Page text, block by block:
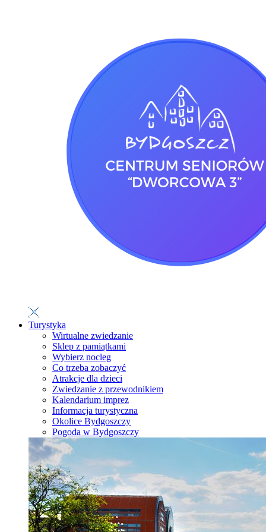
Turystyka
Wirtualne zwiedzanie
Sklep z pamiątkami
Wybierz nocleg
Co trzeba zobaczyć
Atrakcje dla dzieci
Zwiedzanie z przewodnikiem
Kalendarium imprez
Informacja turystyczna
Okolice Bydgoszczy
Pogoda w Bydgoszczy